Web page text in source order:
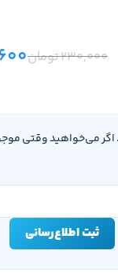
230,000تومان
می‌خواهید وقتی
ثبت اطلاع‌رسانی